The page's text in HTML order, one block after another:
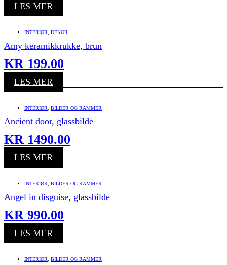
LES MER
INTERIØR DEKOR
Amy keramikkrukke, brun
KR 199.00
LES MER
INTERIØR BILDER OG RAMMER
Ancient door, glassbilde
KR 1490.00
LES MER
INTERIØR BILDER OG RAMMER
Angel in disguise, glassbilde
KR 990.00
LES MER
INTERIØR BILDER OG RAMMER